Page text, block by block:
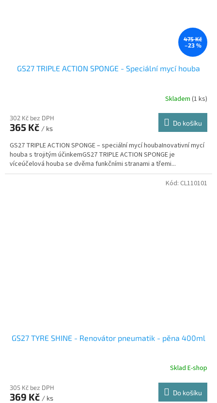
475 Kč
–23 %
GS27 TRIPLE ACTION SPONGE - Speciální mycí houba
Skladem (1 ks)
302 Kč bez DPH
365 Kč / ks
Do košíku
GS27 TRIPLE ACTION SPONGE – speciální mycí houbaInovativní mycí
houba s trojitým účinkemGS27 TRIPLE ACTION SPONGE je
víceúčelová houba se dvěma funkčními stranami a třemi...
GS27 TYRE SHINE - Renovátor pneumatik - pěna 400ml
Sklad E-shop
305 Kč bez DPH
369 Kč / ks
Do košíku
Kód: CL110101